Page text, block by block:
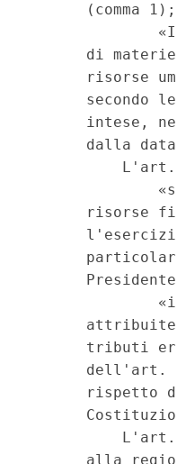
intesa
di
26
2, 3, 4, 5,
in
116, terzo
V della
del 11-9-